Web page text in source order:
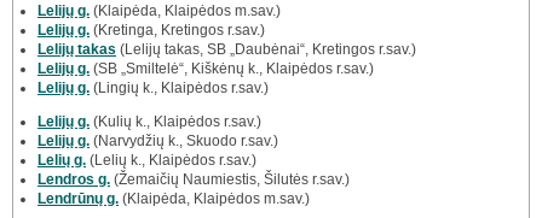
Lelijų g. (Klaipėda, Klaipėdos m.sav.)
Lelijų g. (Kretinga, Kretingos r.sav.)
Lelijų takas (Lelijų takas, SB „Daubėnai“, Kretingos r.sav.)
Lelijų g. (SB „Smiltelė“, Kiškėnų k., Klaipėdos r.sav.)
Lelijų g. (Lingių k., Klaipėdos r.sav.)
Lelijų g. (Kulių k., Klaipėdos r.sav.)
Lelijų g. (Narvydžių k., Skuodo r.sav.)
Lelių g. (Lelių k., Klaipėdos r.sav.)
Lendros g. (Žemaičių Naumiestis, Šilutės r.sav.)
Lendrūnų g. (Klaipėda, Klaipėdos m.sav.)